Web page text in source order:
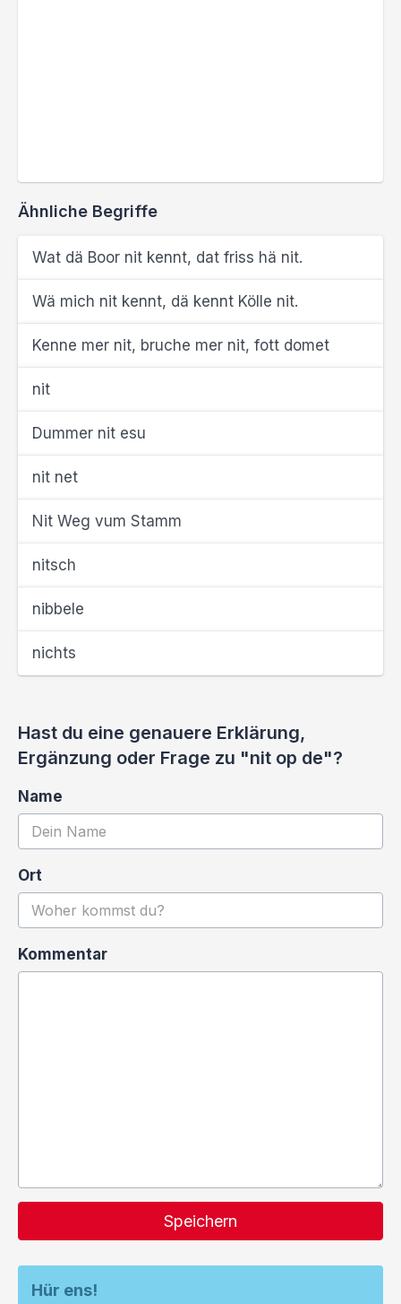
Ähnliche Begriffe
Wat dä Boor nit kennt, dat friss hä nit.
Wä mich nit kennt, dä kennt Kölle nit.
Kenne mer nit, bruche mer nit, fott domet
nit
Dummer nit esu
nit net
Nit Weg vum Stamm
nitsch
nibbele
nichts
Hast du eine genauere Erklärung,
Ergänzung oder Frage zu "nit op de"?
Name
Ort
Kommentar
Speichern
Hür ens!